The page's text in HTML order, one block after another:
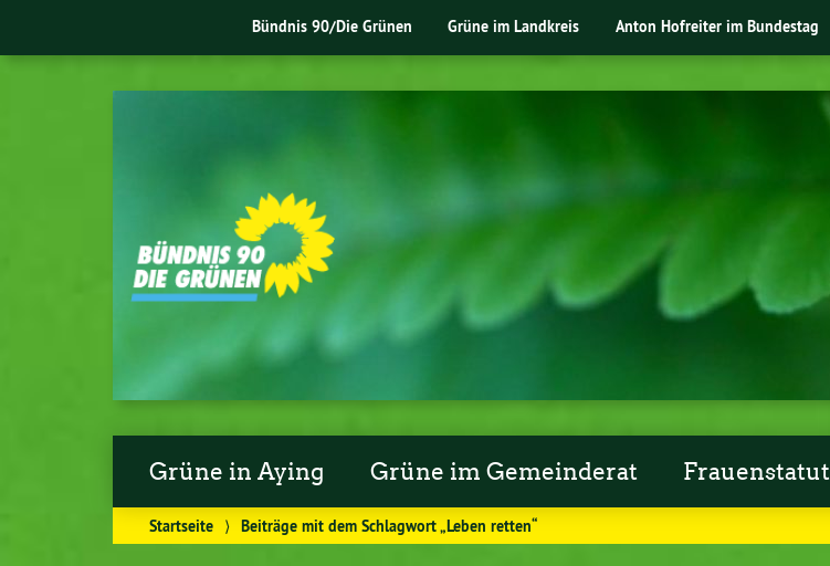
Bündnis 90/Die Grünen Grüne im Landkreis Anton Hofreiter im Bundestag
Grüne in Aying Grüne im Gemeinderat Frauenstatut
Startseite ⟩ Beiträge mit dem Schlagwort „Leben retten“